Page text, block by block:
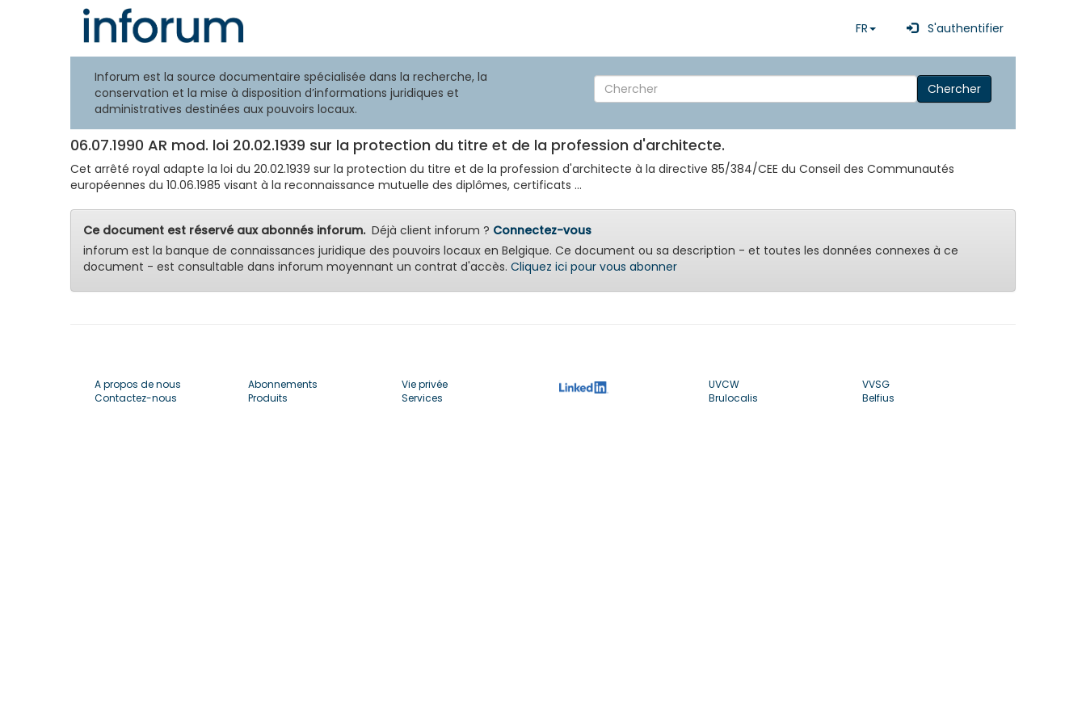
FR S'authentifier
Inforum est la source documentaire spécialisée dans la recherche, la
conservation et la mise à disposition d’informations juridiques et
administratives destinées aux pouvoirs locaux.
Chercher
06.07.1990 AR mod. loi 20.02.1939 sur la protection du titre et de la profession d'architecte.
Cet arrêté royal adapte la loi du 20.02.1939 sur la protection du titre et de la profession d'architecte à la directive 85/384/CEE du Conseil des Communautés
européennes du 10.06.1985 visant à la reconnaissance mutuelle des diplômes, certificats ...
Ce document est réservé aux abonnés inforum.Déjà client inforum ? Connectez-vous
inforum est la banque de connaissances juridique des pouvoirs locaux en Belgique. Ce document ou sa description - et toutes les données connexes à ce
document - est consultable dans inforum moyennant un contrat d'accès. Cliquez ici pour vous abonner
A propos de nous
Contactez-nous
Abonnements
Produits
Vie privée
Services
UVCW
Brulocalis
VVSG
Belfius